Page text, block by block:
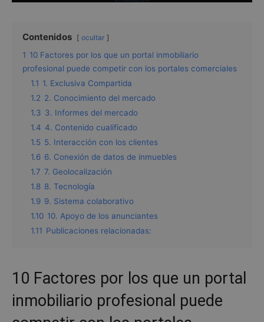
Contenidos ocultar
1 10 Factores por los que un portal inmobiliario
profesional puede competir con los portales comerciales
1.1 1. Exclusiva Compartida
1.2 2. Conocimiento del mercado
1.3 3. Informes del mercado
1.4 4. Contenido cualificado
1.5 5. Interacción con los clientes
1.6 6. Conexión de datos de inmuebles
1.7 7. Geolocalización
1.8 8. Tecnología
1.9 9. Sistema colaborativo
1.10 10. Apoyo de los anunciantes
1.11 Publicaciones relacionadas:
10 Factores por los que un portal
inmobiliario profesional puede